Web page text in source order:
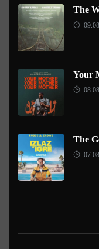
The
Your
The